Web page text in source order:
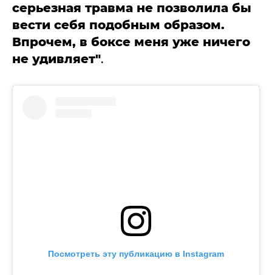
серьезная травма не позволила бы
вести себя подобным образом.
Впрочем, в боксе меня уже ничего
не удивляет".
Посмотреть эту публикацию в Instagram